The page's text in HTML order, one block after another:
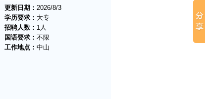
更新日期： 2026/8/3
学历要求： 大专
招聘人数： 1人
国语要求： 不限
工作地点： 中山